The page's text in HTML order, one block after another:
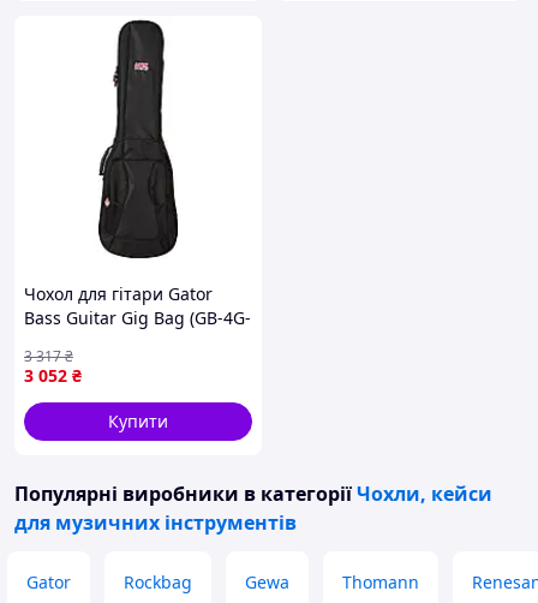
Чохол для гітари Gator
Bass Guitar Gig Bag (GB-4G-
3 052 ₴
3 317₴
Купити
Популярні виробники в категоріїЧохли, кейси
для музичних інструментів
Gator Rockbag Gewa Thomann